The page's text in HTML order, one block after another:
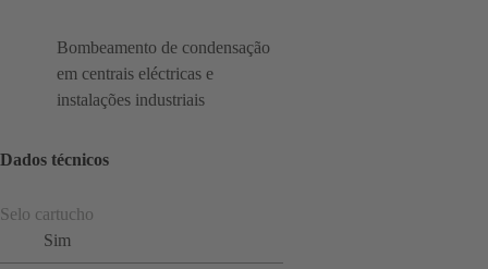
Bombeamento de condensação
em centrais eléctricas e
instalações industriais
Dados técnicos
Selo cartucho
Sim